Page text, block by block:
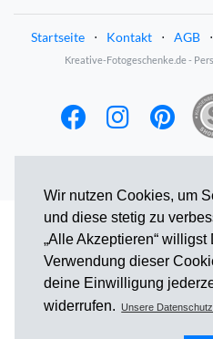
Wir nutzen Cookies, um
und diese stetig zu
„Alle Akzeptieren“ willigst
Verwendung dieser
deine Einwilligung
widerrufen.
Unsere
Startseite ⋅ Kontakt ⋅ AGB ⋅
Kreative-Fotogeschenke.de -